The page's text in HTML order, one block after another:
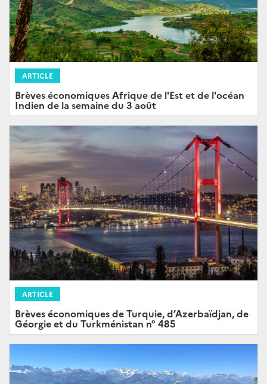
ARTICLE
Brèves économiques Afrique de l'Est et de l'océan
Indien de la semaine du 3 août
ARTICLE
Brèves économiques de Turquie, d’Azerbaïdjan, de
Géorgie et du Turkménistan n° 485